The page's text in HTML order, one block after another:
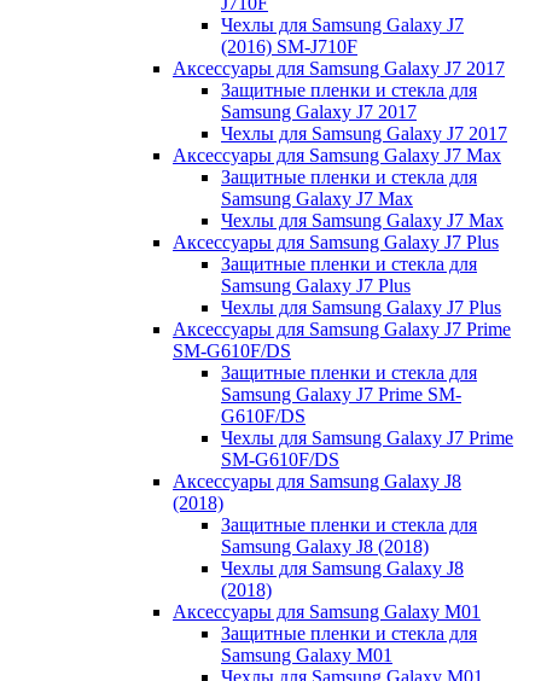
Чехлы для Samsung Galaxy J7
(2016) SM-J710F
Аксессуары для Samsung Galaxy J7 2017
Защитные пленки и стекла для
Samsung Galaxy J7 2017
Чехлы для Samsung Galaxy J7 2017
Аксессуары для Samsung Galaxy J7 Max
Защитные пленки и стекла для
Samsung Galaxy J7 Max
Чехлы для Samsung Galaxy J7 Max
Аксессуары для Samsung Galaxy J7 Plus
Защитные пленки и стекла для
Samsung Galaxy J7 Plus
Чехлы для Samsung Galaxy J7 Plus
Аксессуары для Samsung Galaxy J7 Prime
SM-G610F/DS
Защитные пленки и стекла для
Samsung Galaxy J7 Prime SM-
G610F/DS
Чехлы для Samsung Galaxy J7 Prime
SM-G610F/DS
Аксессуары для Samsung Galaxy J8
(2018)
Защитные пленки и стекла для
Samsung Galaxy J8 (2018)
Чехлы для Samsung Galaxy J8
(2018)
Аксессуары для Samsung Galaxy M01
Защитные пленки и стекла для
Samsung Galaxy M01
Чехлы для Samsung Galaxy M01